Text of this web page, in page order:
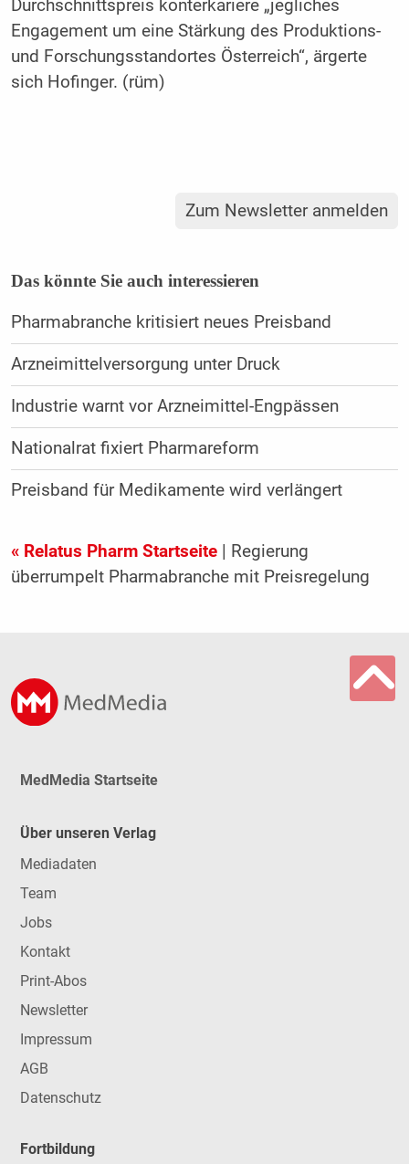
Durchschnittspreis konterkariere „jegliches
Engagement um eine Stärkung des Produktions-
und Forschungsstandortes Österreich“, ärgerte
sich Hofinger. (rüm)
Zum Newsletter anmelden
Das könnte Sie auch interessieren
Pharmabranche kritisiert neues Preisband
Arzneimittelversorgung unter Druck
Industrie warnt vor Arzneimittel-Engpässen
Nationalrat fixiert Pharmareform
Preisband für Medikamente wird verlängert
« Relatus Pharm Startseite| Regierung
überrumpelt Pharmabranche mit Preisregelung
MedMedia Startseite
Über unseren Verlag
Mediadaten
Team
Jobs
Kontakt
Print-Abos
Newsletter
Impressum
AGB
Datenschutz
Fortbildung